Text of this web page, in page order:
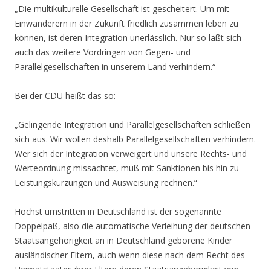
„Die multikulturelle Gesellschaft ist gescheitert. Um mit
Einwanderern in der Zukunft friedlich zusammen leben zu
können, ist deren Integration unerlässlich. Nur so läßt sich
auch das weitere Vordringen von Gegen- und
Parallelgesellschaften in unserem Land verhindern.“
Bei der CDU heißt das so:
„Gelingende Integration und Parallelgesellschaften schließen
sich aus. Wir wollen deshalb Parallelgesellschaften verhindern.
Wer sich der Integration verweigert und unsere Rechts- und
Werteordnung missachtet, muß mit Sanktionen bis hin zu
Leistungskürzungen und Ausweisung rechnen.“
Höchst umstritten in Deutschland ist der sogenannte
Doppelpaß, also die automatische Verleihung der deutschen
Staatsangehörigkeit an in Deutschland geborene Kinder
ausländischer Eltern, auch wenn diese nach dem Recht des